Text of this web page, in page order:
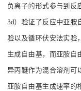
负离子的形式参与到反
3d）验证了反应中亚胺
验以及循环伏安法实验
生成自由基，而亚胺自
异丙醚作为混合溶剂可
亚胺自由基生成速率的